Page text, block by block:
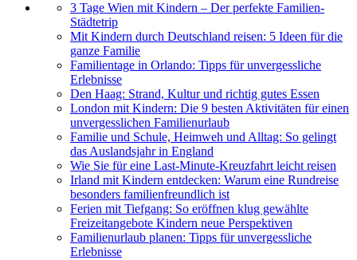
3 Tage Wien mit Kindern – Der perfekte Familien-
Städtetrip
Mit Kindern durch Deutschland reisen: 5 Ideen für die
ganze Familie
Familientage in Orlando: Tipps für unvergessliche
Erlebnisse
Den Haag: Strand, Kultur und richtig gutes Essen
London mit Kindern: Die 9 besten Aktivitäten für einen
unvergesslichen Familienurlaub
Familie und Schule, Heimweh und Alltag: So gelingt
das Auslandsjahr in England
Wie Sie für eine Last-Minute-Kreuzfahrt leicht reisen
Irland mit Kindern entdecken: Warum eine Rundreise
besonders familienfreundlich ist
Ferien mit Tiefgang: So eröffnen klug gewählte
Freizeitangebote Kindern neue Perspektiven
Familienurlaub planen: Tipps für unvergessliche
Erlebnisse